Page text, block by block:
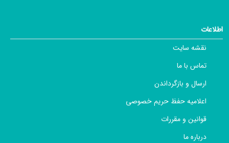
اطلاعات
نقشه سایت
تماس با ما
ارسال و بازگرداندن
اعلامیه حفظ حریم خصوصی
قوانین و مقررات
درباره ما